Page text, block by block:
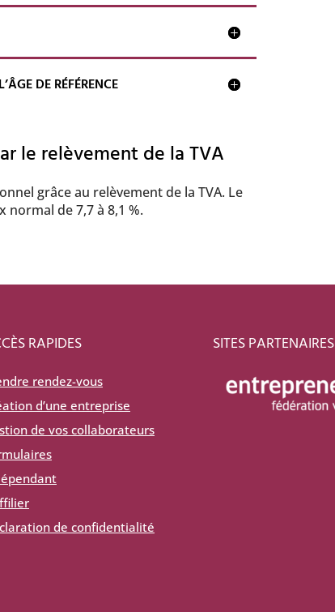
DE RÉFÉRENCE
le relèvement de la TVA
grâce au relèvement de la TVA. Le
normal de 7,7 à 8,1 %.
RAPIDES
rendez-vous
d’une entreprise
de vos collaborateurs
de confidentialité
SITES PARTENAIRES